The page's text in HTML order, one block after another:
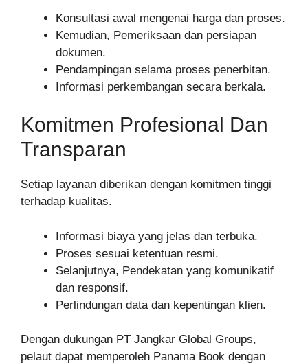
Konsultasi awal mengenai harga dan proses.
Kemudian, Pemeriksaan dan persiapan
dokumen.
Pendampingan selama proses penerbitan.
Informasi perkembangan secara berkala.
Komitmen Profesional Dan
Transparan
Setiap layanan diberikan dengan komitmen tinggi
terhadap kualitas.
Informasi biaya yang jelas dan terbuka.
Proses sesuai ketentuan resmi.
Selanjutnya, Pendekatan yang komunikatif
dan responsif.
Perlindungan data dan kepentingan klien.
Dengan dukungan PT Jangkar Global Groups,
pelaut dapat memperoleh Panama Book dengan